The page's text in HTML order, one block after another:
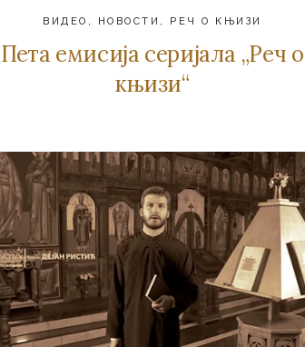
ВИДЕО , НОВОСТИ , РЕЧ О КЊИЗИ
Пета емисија серијала „Реч о
књизи“